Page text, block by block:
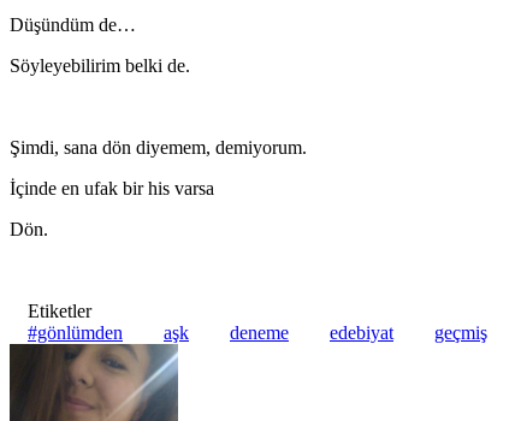
Düşündüm de…
Söyleyebilirim belki de.
Şimdi, sana dön diyemem, demiyorum.
İçinde en ufak bir his varsa
Dön.
Etiketler
#gönlümden
aşk deneme edebiyat geçmiş